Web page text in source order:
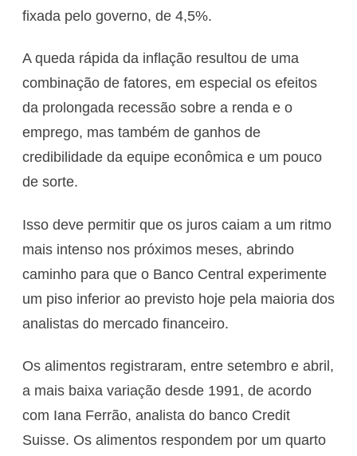
fixada pelo governo, de 4,5%.
A queda rápida da inflação resultou de uma
combinação de fatores, em especial os efeitos
da prolongada recessão sobre a renda e o
emprego, mas também de ganhos de
credibilidade da equipe econômica e um pouco
de sorte.
Isso deve permitir que os juros caiam a um ritmo
mais intenso nos próximos meses, abrindo
caminho para que o Banco Central experimente
um piso inferior ao previsto hoje pela maioria dos
analistas do mercado financeiro.
Os alimentos registraram, entre setembro e abril,
a mais baixa variação desde 1991, de acordo
com Iana Ferrão, analista do banco Credit
Suisse. Os alimentos respondem por um quarto